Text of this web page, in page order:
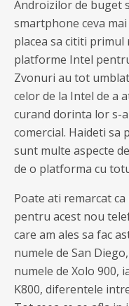
Androizilor de buget
smartphone ceva
placea sa cititi primul
platforme Intel
Zvonuri au tot
celor de la Intel de a
curand dorinta lor s-
comercial. Haideti sa
sunt multe aspecte
de o platforma cu
Poate ati remarcat
pentru acest nou
care am ales sa fac
numele de San
numele de Xolo 900,
K800, diferentele